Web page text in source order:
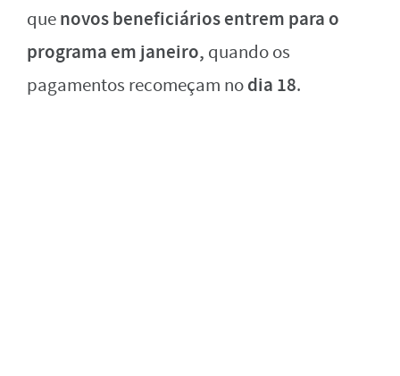
quenovos beneficiários entrem para o
programa em janeiro, quando os
pagamentos recomeçam nodia 18.